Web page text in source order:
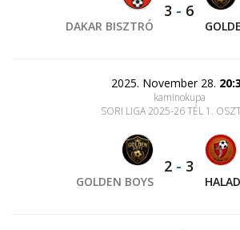
DAKAR BISZTRÓ
3 - 6
2025. November 28.
kaminokupa
SORI LIGA 2025-26 TÉL 1.
GOLDEN BOYS
2 - 3